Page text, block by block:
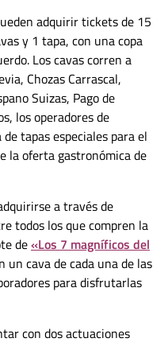
adquirir tickets de 15
y 1 tapa, con una copa
Los cavas corren a
Chozas Carrascal,
Suizas, Pago de
los operadores de
tapas especiales para el
la oferta gastronómica de
a través de
todos los que compren la
de«Los 7 magníficos del
un cava de cada una de las
para disfrutarlas
con dos actuaciones